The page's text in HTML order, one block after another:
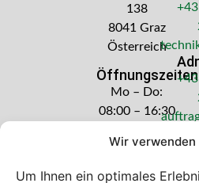
Wir verwenden
Um Ihnen ein optimales
138
8041 Graz
Österreich
Öffnungszeiten
Mo – Do:
08:00 – 16:30
Freitag: 08:00